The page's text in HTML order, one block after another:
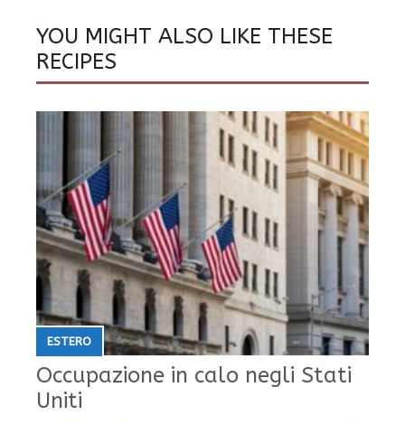
YOU MIGHT ALSO LIKE THESE
RECIPES
ESTERO
Occupazione in calo negli Stati
Uniti